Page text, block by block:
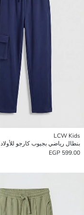
LCW Kids
بنطال رياضي بجيوب كارجو للأولاد
599.00 EGP